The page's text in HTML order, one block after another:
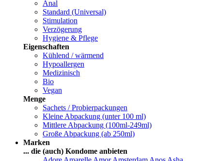
Anal
Standard (Universal)
Stimulation
Verzögerung
Hygiene & Pflege
Eigenschaften
Kühlend / wärmend
Hypoallergen
Medizinisch
Bio
Vegan
Menge
Sachets / Probierpackungen
Kleine Abpackung (unter 100 ml)
Mittlere Abpackung (100ml-249ml)
Große Abpackung (ab 250ml)
Marken
... die (auch) Kondome anbieten